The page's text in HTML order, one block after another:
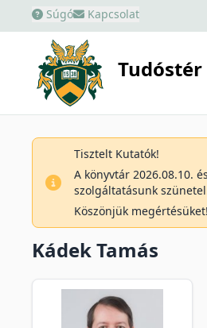
Súgó Kapcsolat
Tudóstér
Tisztelt Kutatók!
A könyvtár 2026.08.10.
szolgáltatásunk
Köszönjük megértésüket!
Kádek Tamás